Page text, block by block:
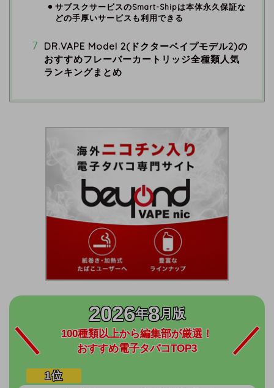
サブスクサービスのSmart-Shipは本体永久保証な
どの手厚いサービスも利用できる
DR.VAPE Model 2(ドクターベイプモデル2)の
おすすめフレーバーカートリッジ全種類人気
ランキングまとめ
2026年8月版
100種類以上から編集部が厳選！
おすすめ電子タバコTOP3